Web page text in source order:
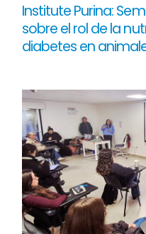
Institute Purina:
sobre el rol de la
diabetes en